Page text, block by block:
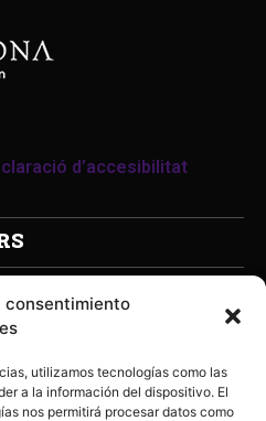
consentimiento
utilizamos tecnologías como las
a la información del dispositivo. El
nos permitirá procesar datos como
d’accesibilitat